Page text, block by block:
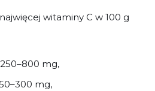
witaminy C w 100 g
mg,
mg,